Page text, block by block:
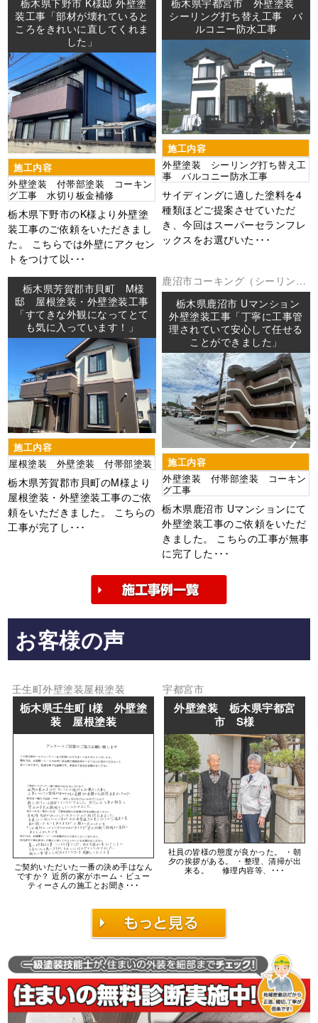
装工事「部材が壊れていると
ころをきれいに直してくれま
した」
施工内容
外壁塗装 付帯部塗装 コーキン
グ工事 水切り板金補修
栃木県下野市のK様より外壁塗
装工事のご依頼をいただきまし
た。 こちらでは外壁にアクセン
トをつけて以･･･
シーリング打ち替え工事 バ
ルコニー防水工事
施工内容
外壁塗装 シーリング打ち替え工
事 バルコニー防水工事
サイディングに適した塗料を4
種類ほどご提案させていただ
き、今回はスーパーセランフレ
ックスをお選びいた･･･
栃木県芳賀郡市貝町 M様
邸 屋根塗装・外壁塗装工事
「すてきな外観になってとて
も気に入っています！」
施工内容
屋根塗装 外壁塗装 付帯部塗装
栃木県芳賀郡市貝町のM様より
屋根塗装・外壁塗装工事のご依
頼をいただきました。 こちらの
工事が完了し･･･
鹿沼市コーキング（シーリング
外壁塗装防水工事
栃木県鹿沼市 Uマンション
外壁塗装工事「丁寧に工事管
理されていて安心して任せる
ことができました」
施工内容
外壁塗装 付帯部塗装 コーキン
グ工事
栃木県鹿沼市 Uマンションにて
外壁塗装工事のご依頼をいただ
きました。 こちらの工事が無事
に完了した･･･
お客様の声
壬生町外壁塗装屋根塗装
栃木県壬生町 I様 外壁塗
装 屋根塗装
ご契約いただいた一番の決め手はなん
ですか？ 近所の家がホーム・ビュー
ティーさんの施工とお聞き･･･
宇都宮市
外壁塗装 栃木県宇都宮
市 S様
社員の皆様の態度が良かった。 ・朝
夕の挨拶がある。 ・整理、清掃が出
来る。 修理内容等、･･･